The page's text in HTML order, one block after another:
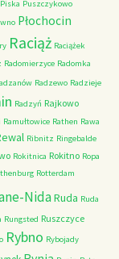
Puszczykowo
Płochocin
Raciąż Raciążek
Radomierzyce Radomka
Radzewo Radzieje
Radzyń Rajkowo
Ramułtowice Rathen Rawa
Ribnitz Ringebalde
Rokitnica Rokitno Ropa
Rotterdam
NidaRuda Ruda
Rungsted Ruszczyce
Rybno Rybojady